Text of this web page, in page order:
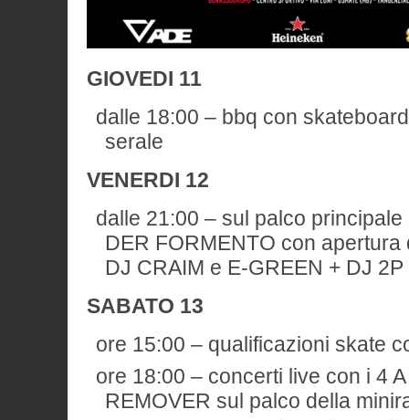
GIOVEDI 11
dalle 18:00 – bbq con
serale
VENERDI 12
dalle 21:00 – sul palco
DER FORMENTO con apertura
DJ CRAIM e E-GREEN + DJ 2P
SABATO 13
ore 15:00 – qualificazioni skate
ore 18:00 – concerti live con i 4
REMOVER sul palco della